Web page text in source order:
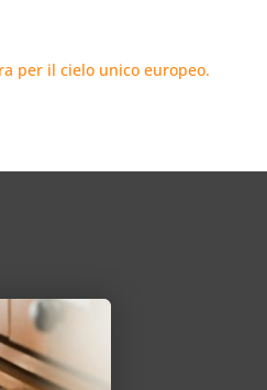
per il cielo unico europeo.